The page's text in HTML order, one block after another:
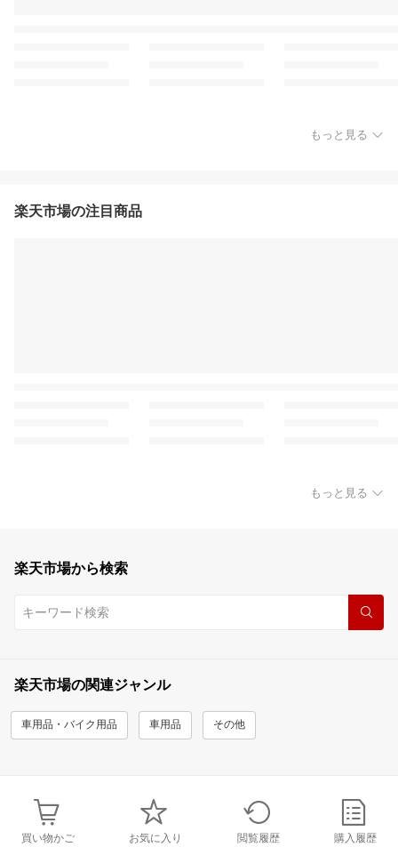
もっと見る
楽天市場の注目商品
もっと見る
楽天市場から検索
楽天市場の関連ジャンル
車用品・バイク用品 車用品 その他
買い物かご お気に入り 閲覧履歴 購入履歴